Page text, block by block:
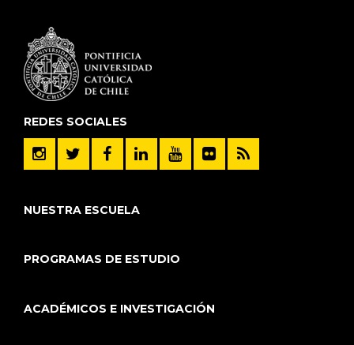
REDES SOCIALES
NUESTRA ESCUELA
PROGRAMAS DE ESTUDIO
ACADÉMICOS E INVESTIGACIÓN